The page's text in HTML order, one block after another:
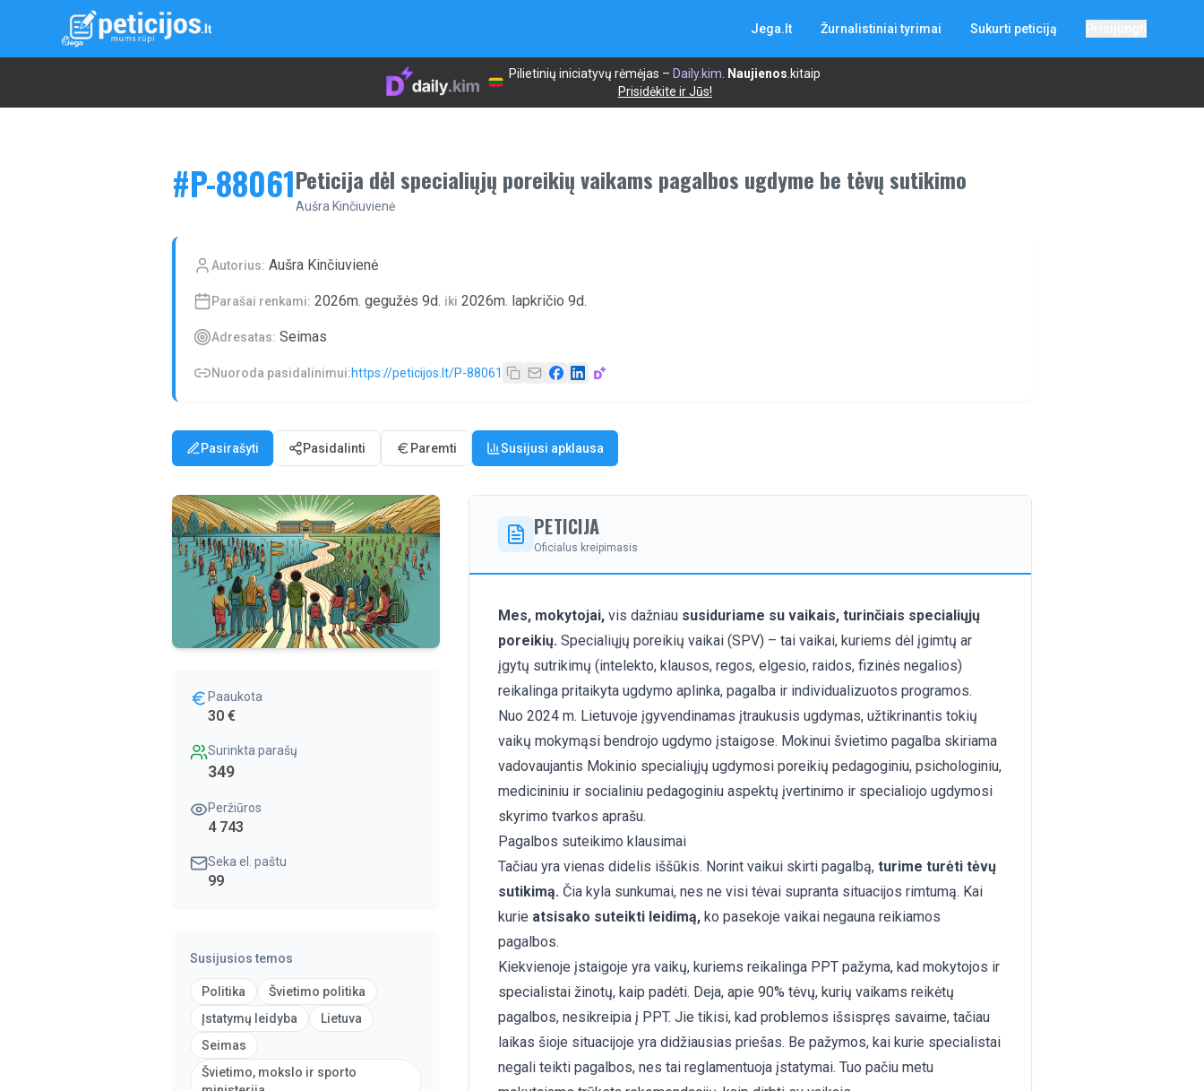
Jega.lt Žurnalistiniai tyrimai Sukurti peticiją
Pilietinių iniciatyvų rėmėjas – Daily.kim Naujienos .kitaip
Prisidėkite ir Jūs!
#P-88061Peticija dėl specialiųjų poreikių vaikams pagalbos ugdyme be tėvų sutikimo
Aušra Kinčiuvienė
Autorius: Aušra Kinčiuvienė
Parašai renkami: 2026m. gegužės 9d. iki 2026m. lapkričio 9d.
Adresatas: Seimas
Nuoroda pasidalinimui:https://peticijos.lt/P-88061
Pasirašyti Pasidalinti Paremti Susijusi apklausa
Paaukota
30 €
Surinkta parašų
349
Peržiūros
4 743
Seka el. paštu
99
Susijusios temos
Politika
Švietimo politika
Įstatymų leidyba
Lietuva
Seimas
Švietimo, mokslo ir sporto
PETICIJA
Oficialus kreipimasis
Mes, mokytojai,vis dažniau susiduriame su vaikais, turinčiais specialiųjų
poreikių. Specialiųjų poreikių vaikai (SPV) – tai vaikai, kuriems dėl įgimtų ar
įgytų sutrikimų (intelekto, klausos, regos, elgesio, raidos, fizinės negalios)
reikalinga pritaikyta ugdymo aplinka, pagalba ir individualizuotos programos.
Nuo 2024 m. Lietuvoje įgyvendinamas įtraukusis ugdymas, užtikrinantis tokių
vaikų mokymąsi bendrojo ugdymo įstaigose. Mokinui švietimo pagalba skiriama
vadovaujantis Mokinio specialiųjų ugdymosi poreikių pedagoginiu, psichologiniu,
medicininiu ir socialiniu pedagoginiu aspektų įvertinimo ir specialiojo ugdymosi
skyrimo tvarkos aprašu.
Pagalbos suteikimo klausimai
Tačiau yra vienas didelis iššūkis. Norint vaikui skirti pagalbą, turime turėti tėvų
sutikimą. Čia kyla sunkumai, nes ne visi tėvai supranta situacijos rimtumą. Kai
kurie atsisako suteikti leidimą,ko pasekoje vaikai negauna reikiamos
pagalbos.
Kiekvienoje įstaigoje yra vaikų, kuriems reikalinga PPT pažyma, kad mokytojos ir
specialistai žinotų, kaip padėti. Deja, apie 90% tėvų, kurių vaikams reikėtų
pagalbos, nesikreipia į PPT. Jie tikisi, kad problemos išsispręs savaime, tačiau
laikas šioje situacijoje yra didžiausias priešas. Be pažymos, kai kurie specialistai
negali teikti pagalbos, nes tai reglamentuoja įstatymai. Tuo pačiu metu